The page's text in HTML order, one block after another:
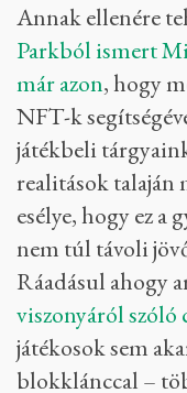
Annak ellenére
Parkból ismert
már azon, hogy
NFT-k
játékbeli
realitások talaján
esélye, hogy ez
nem túl távoli
Ráadásul ahogy
viszonyáról
játékosok sem
blokklánccal –